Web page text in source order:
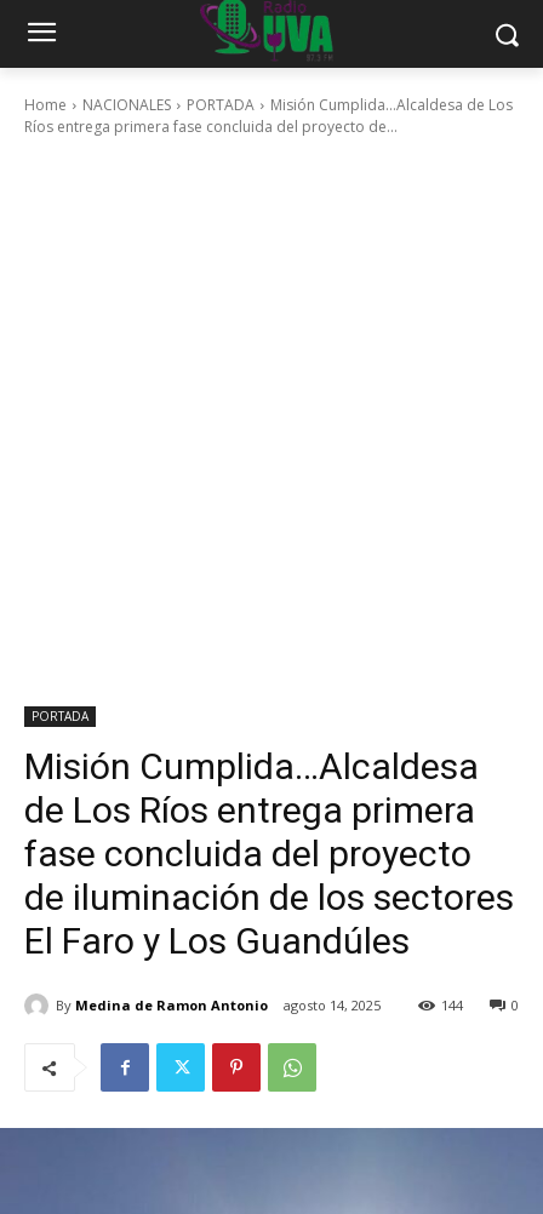
Home NACIONALES PORTADA
Misión Cumplida…Alcaldesa de Los
Ríos entrega primera fase concluida del proyecto de...
PORTADA
Misión Cumplida…Alcaldesa
de Los Ríos entrega primera
fase concluida del proyecto
de iluminación de los sectores
El Faro y Los Guandúles
By Medina de Ramon Antonio agosto 14, 2025 0
144